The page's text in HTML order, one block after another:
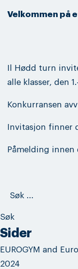
Velkommen på
Il Hødd turn
alle klasser, den
Konkurransen
Invitasjon finner
Påmelding innen
etter:
Sider
EUROGYM and
2024